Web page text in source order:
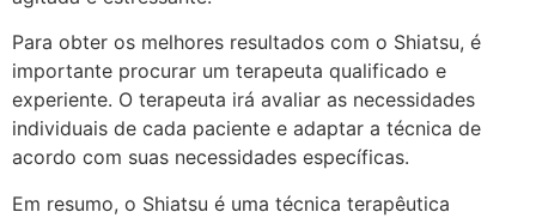
Para obter os melhores resultados com o Shiatsu, é
importante procurar um terapeuta qualificado e
experiente. O terapeuta irá avaliar as necessidades
individuais de cada paciente e adaptar a técnica de
acordo com suas necessidades específicas.
Em resumo, o Shiatsu é uma técnica terapêutica